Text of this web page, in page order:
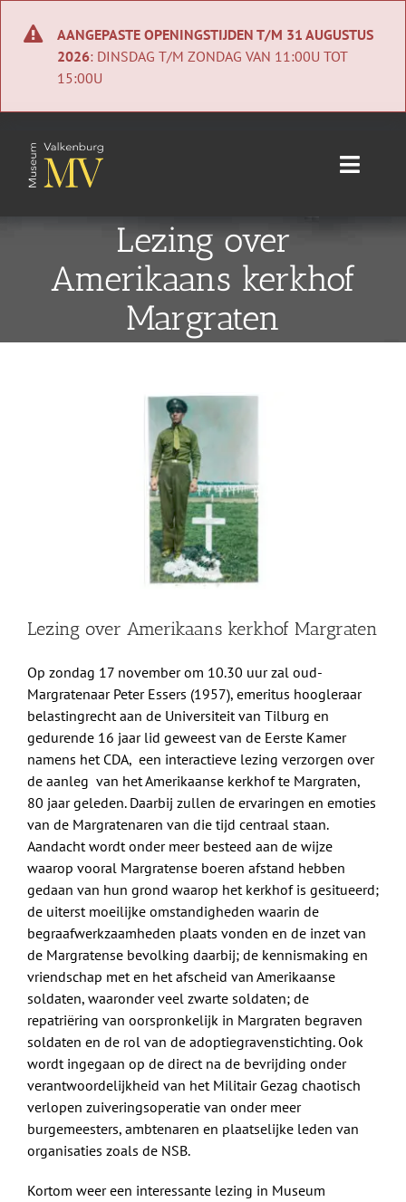
naar
AANGEPASTE OPENINGSTIJDEN T/M 31 AUGUSTUS
2026: DINSDAG T/M ZONDAG VAN 11:00U TOT
15:00U
Toggle
Home
Nieuws
Lezing over
Amerikaans kerkhof
Margraten
Lezing over Amerikaans kerkhof Margraten
Op zondag 17 november om 10.30 uur zal oud-
Margratenaar Peter Essers (1957), emeritus hoogleraar
belastingrecht aan de Universiteit van Tilburg en
gedurende 16 jaar lid geweest van de Eerste Kamer
namens het CDA, een interactieve lezing verzorgen over
de aanleg van het Amerikaanse kerkhof te Margraten,
80 jaar geleden. Daarbij zullen de ervaringen en emoties
van de Margratenaren van die tijd centraal staan.
Aandacht wordt onder meer besteed aan de wijze
waarop vooral Margratense boeren afstand hebben
gedaan van hun grond waarop het kerkhof is gesitueerd;
de uiterst moeilijke omstandigheden waarin de
begraafwerkzaamheden plaats vonden en de inzet van
de Margratense bevolking daarbij; de kennismaking en
vriendschap met en het afscheid van Amerikaanse
soldaten, waaronder veel zwarte soldaten; de
repatriëring van oorspronkelijk in Margraten begraven
soldaten en de rol van de adoptiegravenstichting. Ook
wordt ingegaan op de direct na de bevrijding onder
verantwoordelijkheid van het Militair Gezag chaotisch
verlopen zuiveringsoperatie van onder meer
burgemeesters, ambtenaren en plaatselijke leden van
organisaties zoals de NSB.
Kortom weer een interessante lezing in Museum